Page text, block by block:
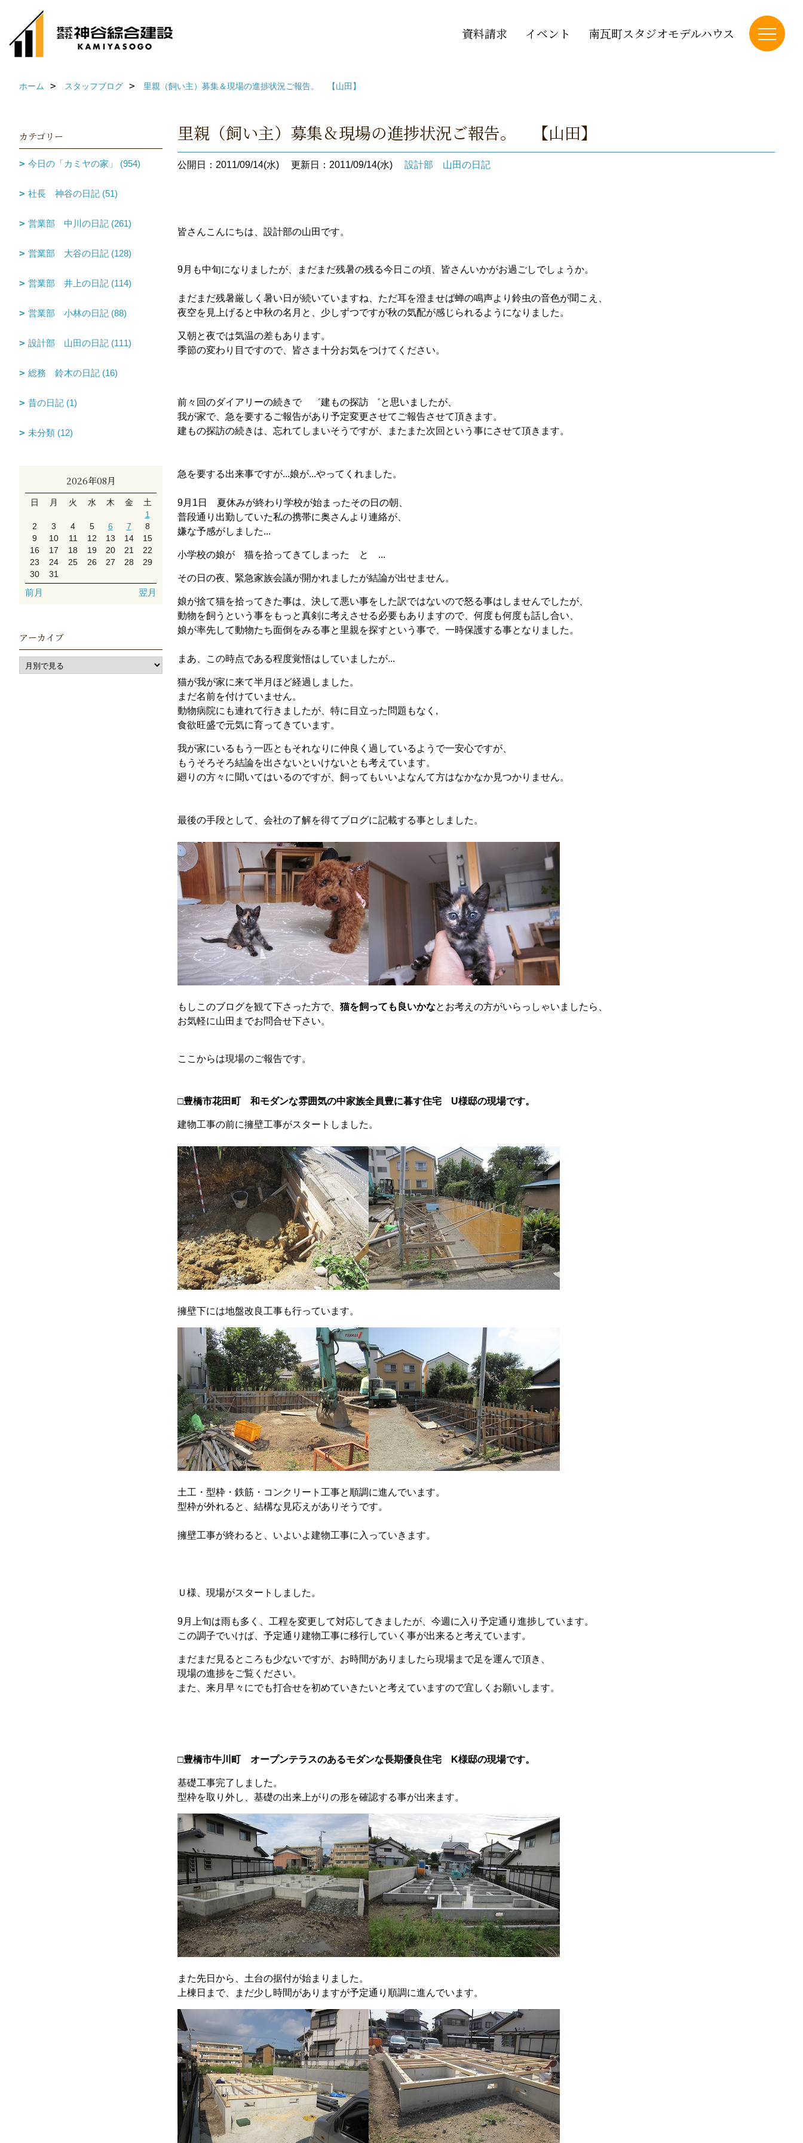
資料請求 イベント 南瓦町スタジオモデルハウス
ホーム スタッフブログ 里親（飼い主）募集＆現場の進捗状況ご報告。 【山田】
里親（飼い主）募集＆現場の進捗状況ご報告。 【山田】
公開日：2011/09/14(水) 更新日：2011/09/14(水) 設計部 山田の日記
皆さんこんにちは、設計部の山田です。
9月も中旬になりましたが、まだまだ残暑の残る今日この頃、皆さんいかがお過ごしでしょうか。
まだまだ残暑厳しく暑い日が続いていますね、ただ耳を澄ませば蝉の鳴声より鈴虫の音色が聞こえ、
夜空を見上げると中秋の名月と、少しずつですが秋の気配が感じられるようになりました。
又朝と夜では気温の差もあります。
季節の変わり目ですので、皆さま十分お気をつけてください。
前々回のダイアリーの続きで ゛建もの探訪 ゛と思いましたが、
我が家で、急を要するご報告があり予定変更させてご報告させて頂きます。
建もの探訪の続きは、忘れてしまいそうですが、またまた次回という事にさせて頂きます。
急を要する出来事ですが...娘が...やってくれました。
9月1日 夏休みが終わり学校が始まったその日の朝、
普段通り出勤していた私の携帯に奥さんより連絡が、
嫌な予感がしました...
小学校の娘が 猫を拾ってきてしまった と ...
その日の夜、緊急家族会議が開かれましたが結論が出せません。
娘が捨て猫を拾ってきた事は、決して悪い事をした訳ではないので怒る事はしませんでしたが、
動物を飼うという事をもっと真剣に考えさせる必要もありますので、何度も何度も話し合い、
娘が率先して動物たち面倒をみる事と里親を探すという事で、一時保護する事となりました。
まあ、この時点である程度覚悟はしていましたが...
猫が我が家に来て半月ほど経過しました。
まだ名前を付けていません。
動物病院にも連れて行きましたが、特に目立った問題もなく,
食欲旺盛で元気に育ってきています。
我が家にいるもう一匹ともそれなりに仲良く過しているようで一安心ですが、
もうそろそろ結論を出さないといけないとも考えています。
廻りの方々に聞いてはいるのですが、飼ってもいいよなんて方はなかなか見つかりません。
最後の手段として、会社の了解を得てブログに記載する事としました。
もしこのブログを観て下さった方で、 猫を飼っても良いかなとお考えの方がいらっしゃいましたら、
お気軽に山田までお問合せ下さい。
ここからは現場のご報告です。
□豊橋市花田町 和モダンな雰囲気の中家族全員豊に暮す住宅 U様邸の現場です。
建物工事の前に擁壁工事がスタートしました。
擁壁下には地盤改良工事も行っています。
土工・型枠・鉄筋・コンクリート工事と順調に進んでいます。
型枠が外れると、結構な見応えがありそうです。
擁壁工事が終わると、いよいよ建物工事に入っていきます。
Ｕ様、現場がスタートしました。
9月上旬は雨も多く、工程を変更して対応してきましたが、今週に入り予定通り進捗しています。
この調子でいけば、予定通り建物工事に移行していく事が出来ると考えています。
まだまだ見るところも少ないですが、お時間がありましたら現場まで足を運んで頂き、
現場の進捗をご覧ください。
また、来月早々にでも打合せを初めていきたいと考えていますので宜しくお願いします。
□豊橋市牛川町 オープンテラスのあるモダンな長期優良住宅 K様邸の現場です。
基礎工事完了しました。
型枠を取り外し、基礎の出来上がりの形を確認する事が出来ます。
また先日から、土台の据付が始まりました。
上棟日まで、まだ少し時間がありますが予定通り順調に進んでいます。
カテゴリー
今日の「カミヤの家」 (954)
社長 神谷の日記 (51)
営業部 中川の日記 (261)
営業部 大谷の日記 (128)
営業部 井上の日記 (114)
営業部 小林の日記 (88)
設計部 山田の日記 (111)
総務 鈴木の日記 (16)
昔の日記 (1)
未分類 (12)
2026年08月
日 月 火 水 木 金
土
1
2
3 4 5 6 7
8
9
10 11 12 13 14
15
16
17 18 19 20 21
22
23
24 25 26 27 28
29
30
31
前月 翌月
アーカイブ